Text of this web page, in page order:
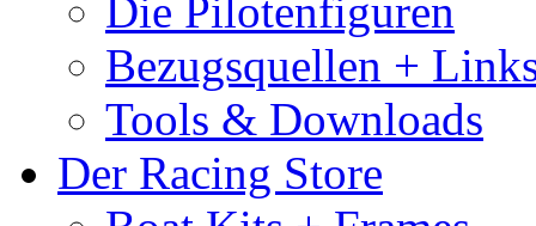
Die Pilotenfiguren
Bezugsquellen +
Tools & Downloads
Der Racing Store